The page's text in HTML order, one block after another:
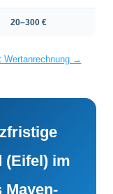
20–300 €
Wertanrechnung →
(Eifel) im
Mayen-